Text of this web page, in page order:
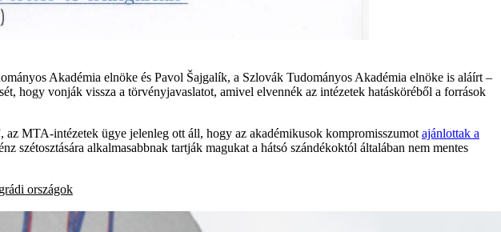
Akadémia elnöke és Pavol Šajgalík, a Szlovák Tudományos Akadémia elnöke is aláírt –
hogy vonják vissza a törvényjavaslatot, amivel elvennék az intézetek hatásköréből a források
az MTA-intézetek ügye jelenleg ott áll, hogy az akadémikusok kompromisszumot ajánlottak a
szétosztására alkalmasabbnak tartják magukat a hátsó szándékoktól általában nem mentes
országok